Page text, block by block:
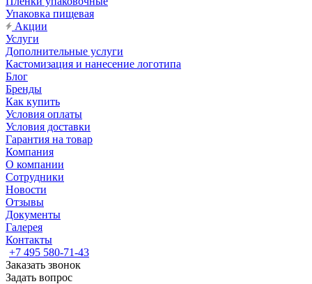
Упаковка пищевая
Акции
Услуги
Дополнительные услуги
Кастомизация и нанесение логотипа
Блог
Бренды
Как купить
Условия оплаты
Условия доставки
Гарантия на товар
Компания
О компании
Сотрудники
Новости
Отзывы
Документы
Галерея
Контакты
+7 495 580-71-43
Заказать звонок
Задать вопрос